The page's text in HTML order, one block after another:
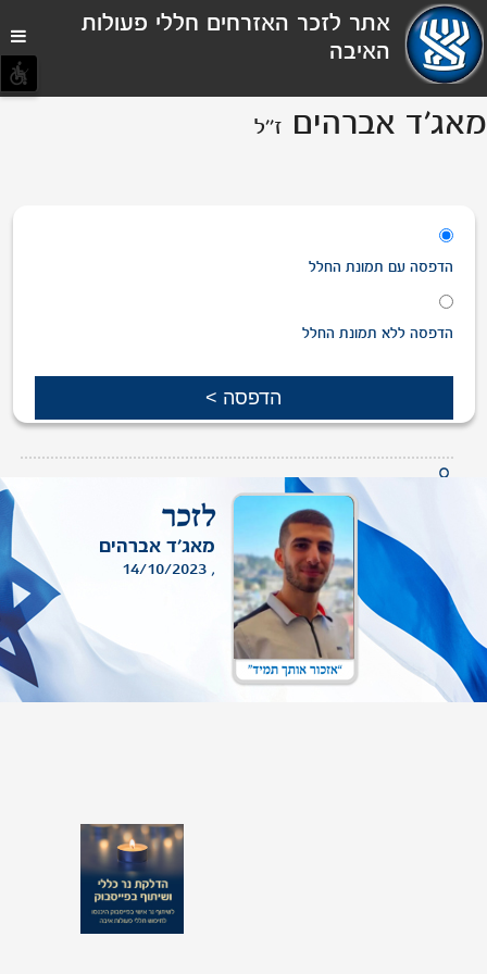
תפריט
נגישות
אתר לזכר האזרחים חללי פעולות
האיבה
מאג'ד אברהים ז''ל
הדפסהעם תמונת החלל
הדפסהללא תמונת החלל
לעדכון תמונת יקירך שמופיעה באתר, ניתן לפנות אלינו
מאג'ד אברהים
, 14/10/2023